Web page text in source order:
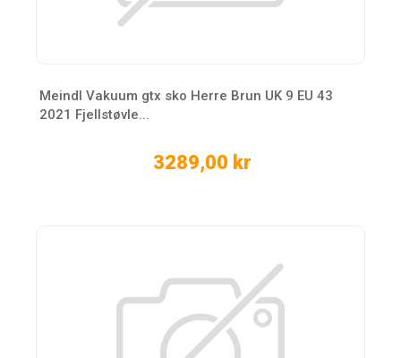
Meindl Vakuum gtx sko Herre Brun UK 9 EU 43
2021 Fjellstøvle...
3289,00 kr